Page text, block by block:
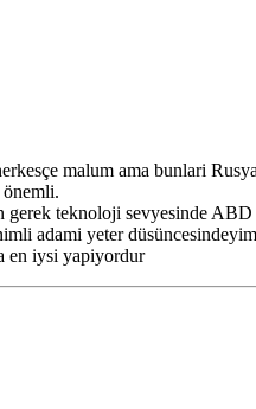
malum ama bunlari
teknoloji sevyesinde
adami yeter düsüncesindeyim
en iysi yapiyordur